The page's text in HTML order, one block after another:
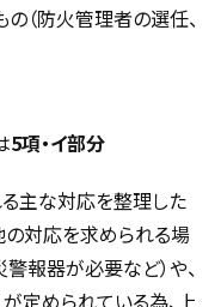
の（防火管理者の選任、
5項・イ部分
主な対応を整理した
の対応を求められる場
報器が必要など）や、
定められている為、上